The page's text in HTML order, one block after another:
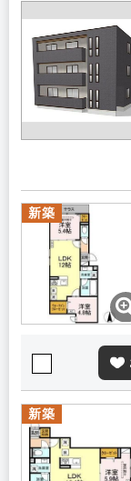
新築
新築